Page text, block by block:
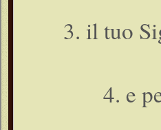
3. il tuo
4. e